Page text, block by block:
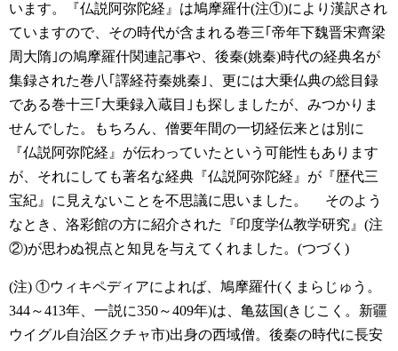
います。『仏説阿弥陀経』は鳩摩羅什(注①)により漢訳され
ていますので、その時代が含まれる巻三｢帝年下魏晋宋齊梁
周大隋｣の鳩摩羅什関連記事や、後秦(姚秦)時代の経典名が
集録された巻八｢譯経苻秦姚秦｣、更には大乗仏典の総目録
である巻十三｢大乗録入蔵目｣も探しましたが、みつかりま
せんでした。もちろん、僧要年間の一切経伝来とは別に
『仏説阿弥陀経』が伝わっていたという可能性もあります
が、それにしても著名な経典『仏説阿弥陀経』が『歴代三
宝紀』に見えないことを不思議に思いました。
そのよう
なとき、洛彩館の方に紹介された『印度学仏教学研究』(注
②)が思わぬ視点と知見を与えてくれました。(つづく)
(注) ①ウィキペディアによれば、鳩摩羅什(くまらじゅう。
344～413年、一説に350～409年)は、亀茲国(きじこく。新疆
ウイグル自治区クチャ市)出身の西域僧。後秦の時代に長安